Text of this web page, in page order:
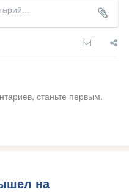
станьте первым.
на